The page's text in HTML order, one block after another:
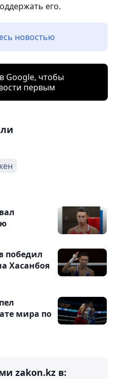
его.
новостью
Google, чтобы
первым
победил
Хасанбоя
мира по
zakon.kz в: